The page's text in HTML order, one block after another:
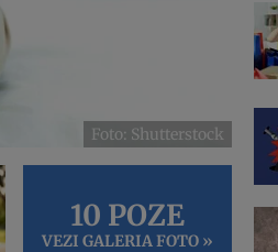
Foto: Shutterstock
10 POZE
VEZI GALERIA FOTO »